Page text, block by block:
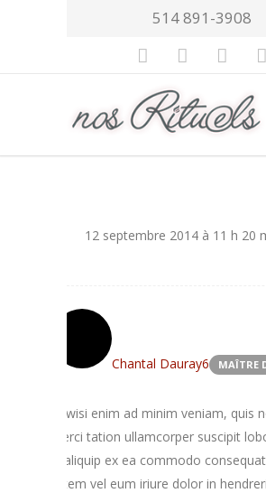
514 891-3908
12 septembre 2014 à 11 h 20
Chantal Dauray6 MAÎTRE
Ut wisi enim ad minim veniam, quis
exerci tation ullamcorper suscipit
ut aliquip ex ea commodo
autem vel eum iriure dolor in